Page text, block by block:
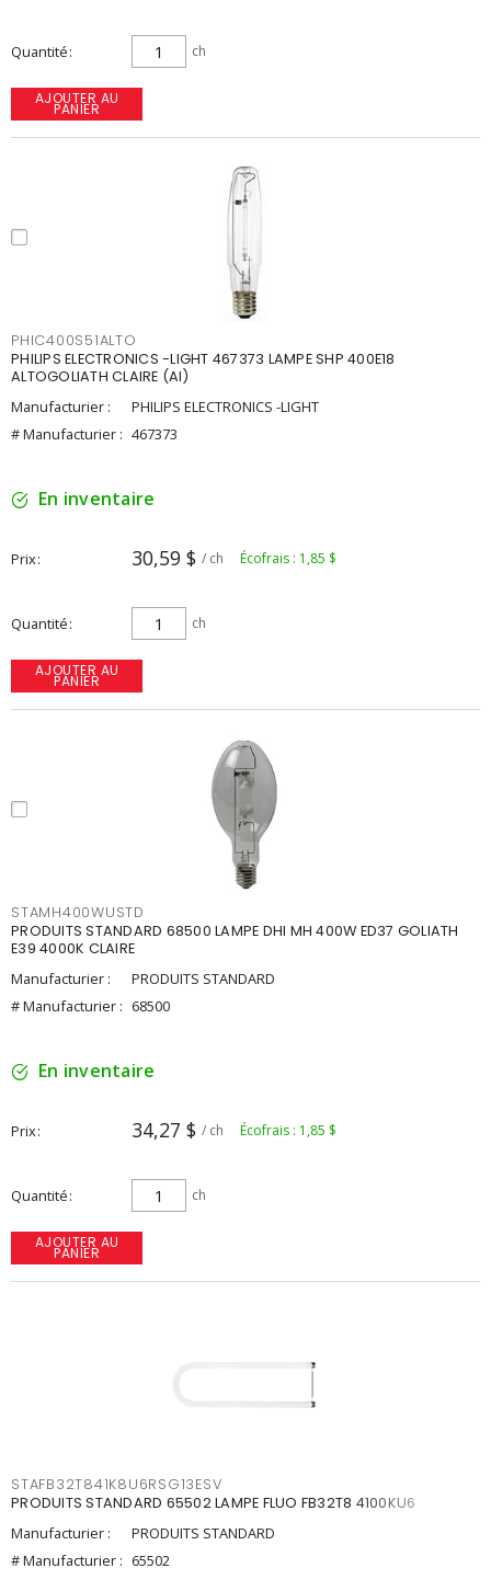
Quantité ch
AJOUTER AU
PANIER
PHIC400S51ALTO
PHILIPS ELECTRONICS -LIGHT 467373 LAMPE SHP 400E18
ALTOGOLIATH CLAIRE (AI)
Manufacturier :
PHILIPS ELECTRONICS -LIGHT
# Manufacturier : 467373
En inventaire
Prix 30,59 $ / ch Écofrais : 1,85 $
Quantité ch
AJOUTER AU
PANIER
STAMH400WUSTD
PRODUITS STANDARD 68500 LAMPE DHI MH 400W ED37 GOLIATH
E39 4000K CLAIRE
Manufacturier :
PRODUITS STANDARD
# Manufacturier : 68500
En inventaire
Prix 34,27 $ / ch Écofrais : 1,85 $
Quantité ch
AJOUTER AU
PANIER
STAFB32T841K8U6RSG13ESV
PRODUITS STANDARD 65502 LAMPE FLUO FB32T8 4100KU6
Manufacturier :
PRODUITS STANDARD
# Manufacturier : 65502